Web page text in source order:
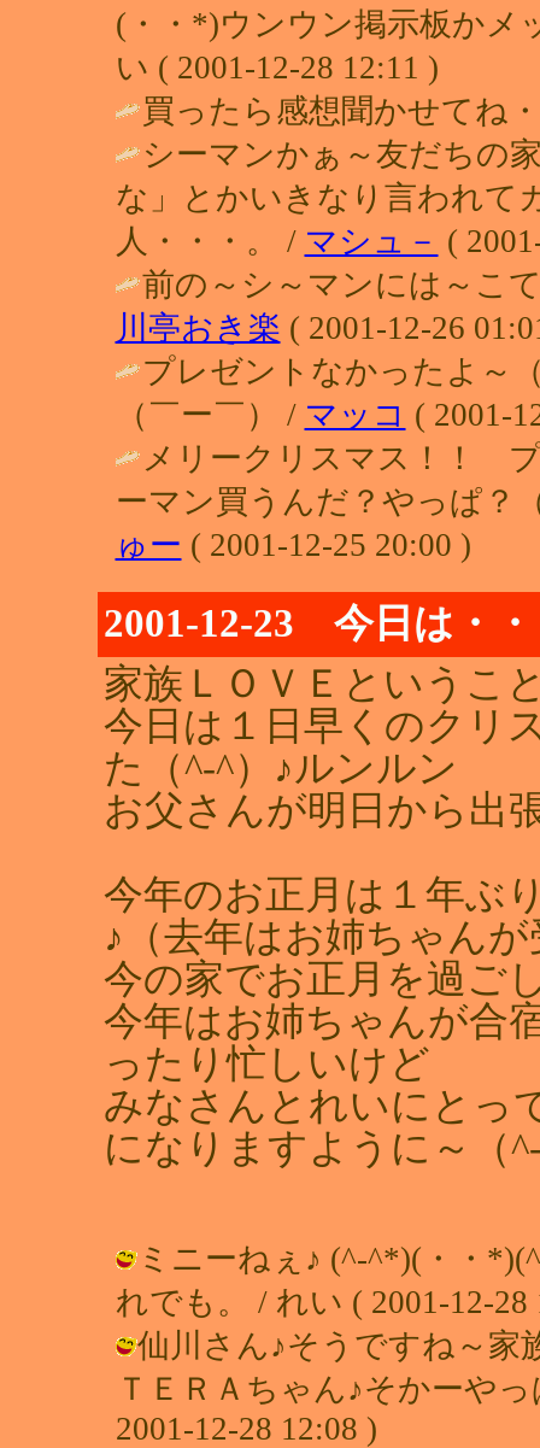
(・・*)ウンウン掲示板かメ
い ( 2001-12-28 12:11 )
買ったら感想聞かせてね
シーマンかぁ～友だちの
な」とかいきなり言われて
人・・・。 / マシュ－ (
前の～シ～マンには～こ
川亭おき楽 ( 2001-12-26
プレゼントなかったよ～
（￣ー￣） / マッコ ( 2001-
メリークリスマス！！
ーマン買うんだ？やっぱ？
ゅー ( 2001-12-25 20:00 )
2001-12-23 今日は・・
家族ＬＯＶＥというこ
今日は１日早くのクリ
た（^-^）♪ルンルン
お父さんが明日から出
今年のお正月は１年ぶ
♪（去年はお姉ちゃん
今の家でお正月を過ご
今年はお姉ちゃんが合
ったり忙しいけど
みなさんとれいにとっ
になりますように～（
ミニーねぇ♪ (^-^*)(・・
れでも。 / れい ( 2001-12-28
仙川さん♪そうですね～
ＴＥＲＡちゃん♪そかーや
2001-12-28 12:08 )